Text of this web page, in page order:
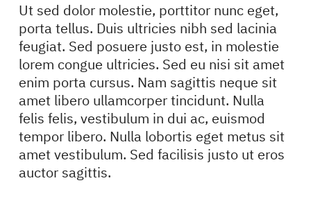
Ut sed dolor molestie, porttitor nunc eget,
porta tellus. Duis ultricies nibh sed lacinia
feugiat. Sed posuere justo est, in molestie
lorem congue ultricies. Sed eu nisi sit amet
enim porta cursus. Nam sagittis neque sit
amet libero ullamcorper tincidunt. Nulla
felis felis, vestibulum in dui ac, euismod
tempor libero. Nulla lobortis eget metus sit
amet vestibulum. Sed facilisis justo ut eros
auctor sagittis.